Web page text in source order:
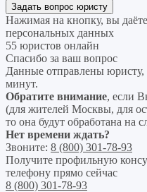
Нажимая на кнопку, вы даёте
персональных данных
55 юристов онлайн
Спасибо за ваш вопрос
Данные отправлены юристу,
минут.
Обратите внимание, если
(для жителей Москвы, для
то она будут обработана на
Нет времени ждать?
Звоните: 8 (800) 301-78-93
Получите профильную
телефону прямо сейчас
8 (800) 301-78-93